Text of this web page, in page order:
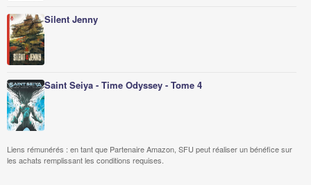
Silent Jenny
Saint Seiya - Time Odyssey - Tome 4
Liens rémunérés : en tant que Partenaire Amazon, SFU peut réaliser un bénéfice sur
les achats remplissant les conditions requises.